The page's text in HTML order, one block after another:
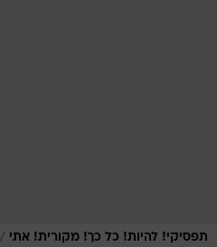
תפסיקי! להיות! כל כך! מקורית! אתי /